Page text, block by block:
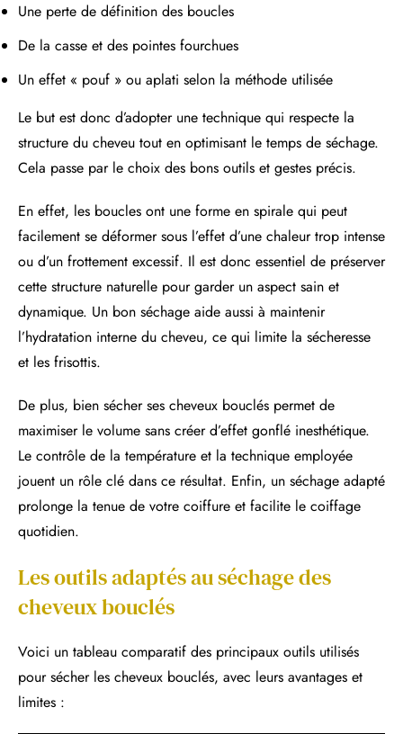
Une perte de définition des boucles
De la casse et des pointes fourchues
Un effet « pouf » ou aplati selon la méthode utilisée
Le but est donc d’adopter une technique qui respecte la
structure du cheveu tout en optimisant le temps de séchage.
Cela passe par le choix des bons outils et gestes précis.
En effet, les boucles ont une forme en spirale qui peut
facilement se déformer sous l’effet d’une chaleur trop intense
ou d’un frottement excessif. Il est donc essentiel de préserver
cette structure naturelle pour garder un aspect sain et
dynamique. Un bon séchage aide aussi à maintenir
l’hydratation interne du cheveu, ce qui limite la sécheresse
et les frisottis.
De plus, bien sécher ses cheveux bouclés permet de
maximiser le volume sans créer d’effet gonflé inesthétique.
Le contrôle de la température et la technique employée
jouent un rôle clé dans ce résultat. Enfin, un séchage adapté
prolonge la tenue de votre coiffure et facilite le coiffage
quotidien.
Les outils adaptés au séchage des
cheveux bouclés
Voici un tableau comparatif des principaux outils utilisés
pour sécher les cheveux bouclés, avec leurs avantages et
limites :